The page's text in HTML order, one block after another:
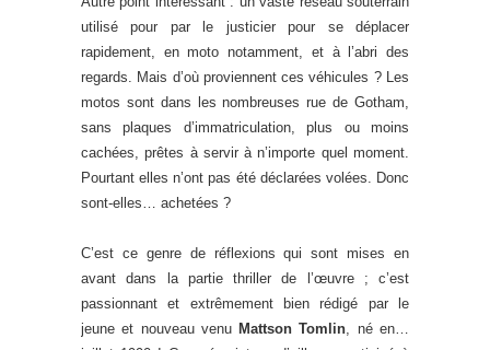
utilisé pour par le justicier pour se déplacer
rapidement, en moto notamment, et à l’abri des
regards. Mais d’où proviennent ces véhicules ? Les
motos sont dans les nombreuses rue de Gotham,
sans plaques d’immatriculation, plus ou moins
cachées, prêtes à servir à n’importe quel moment.
Pourtant elles n’ont pas été déclarées volées. Donc
sont-elles… achetées ?
C’est ce genre de réflexions qui sont mises en
avant dans la partie thriller de l’œuvre ; c’est
passionnant et extrêmement bien rédigé par le
jeune et nouveau venu Mattson Tomlin , né en…